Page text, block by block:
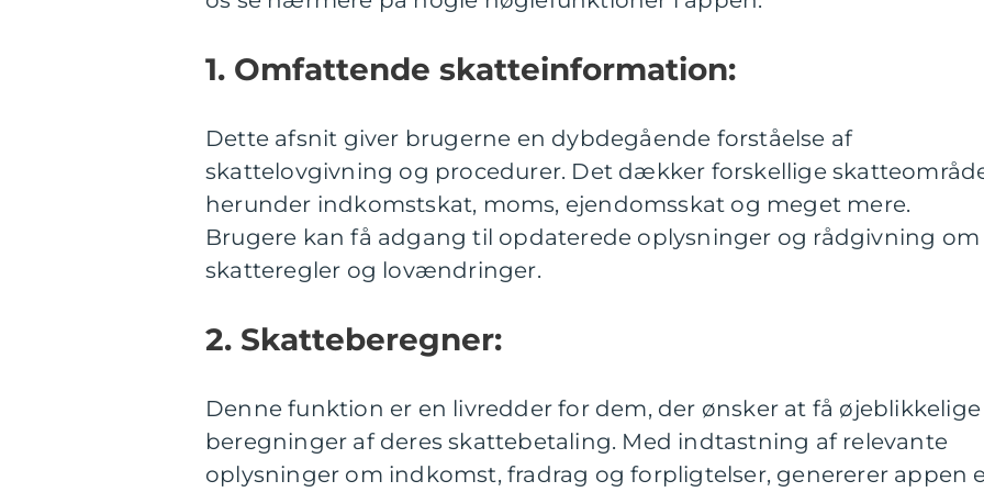
1. Omfattende skatteinformation:
Dette afsnit giver brugerne en dybdegående forståelse af
skattelovgivning og procedurer. Det dækker forskellige
herunder indkomstskat, moms, ejendomsskat og meget mere.
Brugere kan få adgang til opdaterede oplysninger og rådgivning om
skatteregler og lovændringer.
2. Skatteberegner:
Denne funktion er en livredder for dem, der ønsker at få øjeblikkelige
beregninger af deres skattebetaling. Med indtastning af relevante
oplysninger om indkomst, fradrag og forpligtelser, genererer appen